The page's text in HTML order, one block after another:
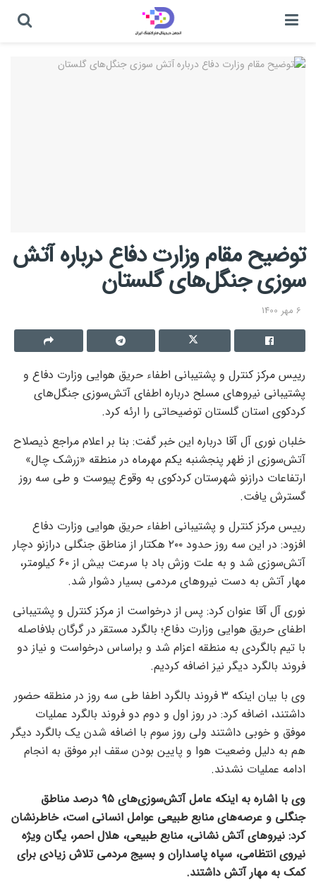
توضیح مقام وزارت دفاع درباره آتش
سوزی جنگل‌های گلستان
6 مهر 1400
رییس مرکز کنترل و پشتیبانی اطفاء حریق هوایی وزارت دفاع و
پشتیبانی نیروهای مسلح درباره اطفای آتش‌سوزی جنگل‌های
کردکوی استان گلستان توضیحاتی را ارئه کرد.
خلبان نوری آل آقا درباره این خبر گفت: بنا بر اعلام مراجع ذیصلاح
آتش‌سوزی از ظهر پنجشنبه یکم مهرماه در منطقه «زرشک چال»
ارتفاعات درازنو شهرستان کردکوی به وقوع پیوست و طی سه روز
گسترش یافت.
رییس مرکز کنترل و پشتیبانی اطفاء حریق هوایی وزارت دفاع
افزود: در این سه روز حدود ۲۰۰ هکتار از مناطق جنگلی درازنو دچار
آتش‌سوزی شد و به علت وزش باد با سرعت بیش از ۶۰ کیلومتر،
مهار آتش به دست نیروهای مردمی بسیار دشوار شد.
نوری آل آقا عنوان کرد: پس از درخواست از مرکز کنترل و پشتیبانی
اطفای حریق هوایی وزارت دفاع؛ بالگرد مستقر در گرگان بلافاصله
با تیم بالگردی به منطقه اعزام شد و براساس درخواست و نیاز دو
فروند بالگرد دیگر نیز اضافه کردیم.
وی با بیان اینکه ۳ فروند بالگرد اطفا طی سه روز در منطقه حضور
داشتند، اضافه کرد: در روز اول و دوم دو فروند بالگرد عملیات
موفق و خوبی داشتند ولی روز سوم با اضافه شدن یک بالگرد دیگر
هم به دلیل وضعیت هوا و پایین بودن سقف ابر موفق به انجام
ادامه عملیات نشدند.
وی با اشاره به اینکه عامل آتش‌سوزی‌های ۹۵ درصد مناطق
جنگلی و عرصه‌های منابع طبیعی عوامل انسانی است، خاطرنشان
کرد: نیروهای آتش نشانی، منابع طبیعی، هلال احمر، یگان ویژه
نیروی انتظامی، سپاه پاسداران و بسیج مردمی تلاش زیادی برای
کمک به مهار آتش داشتند.